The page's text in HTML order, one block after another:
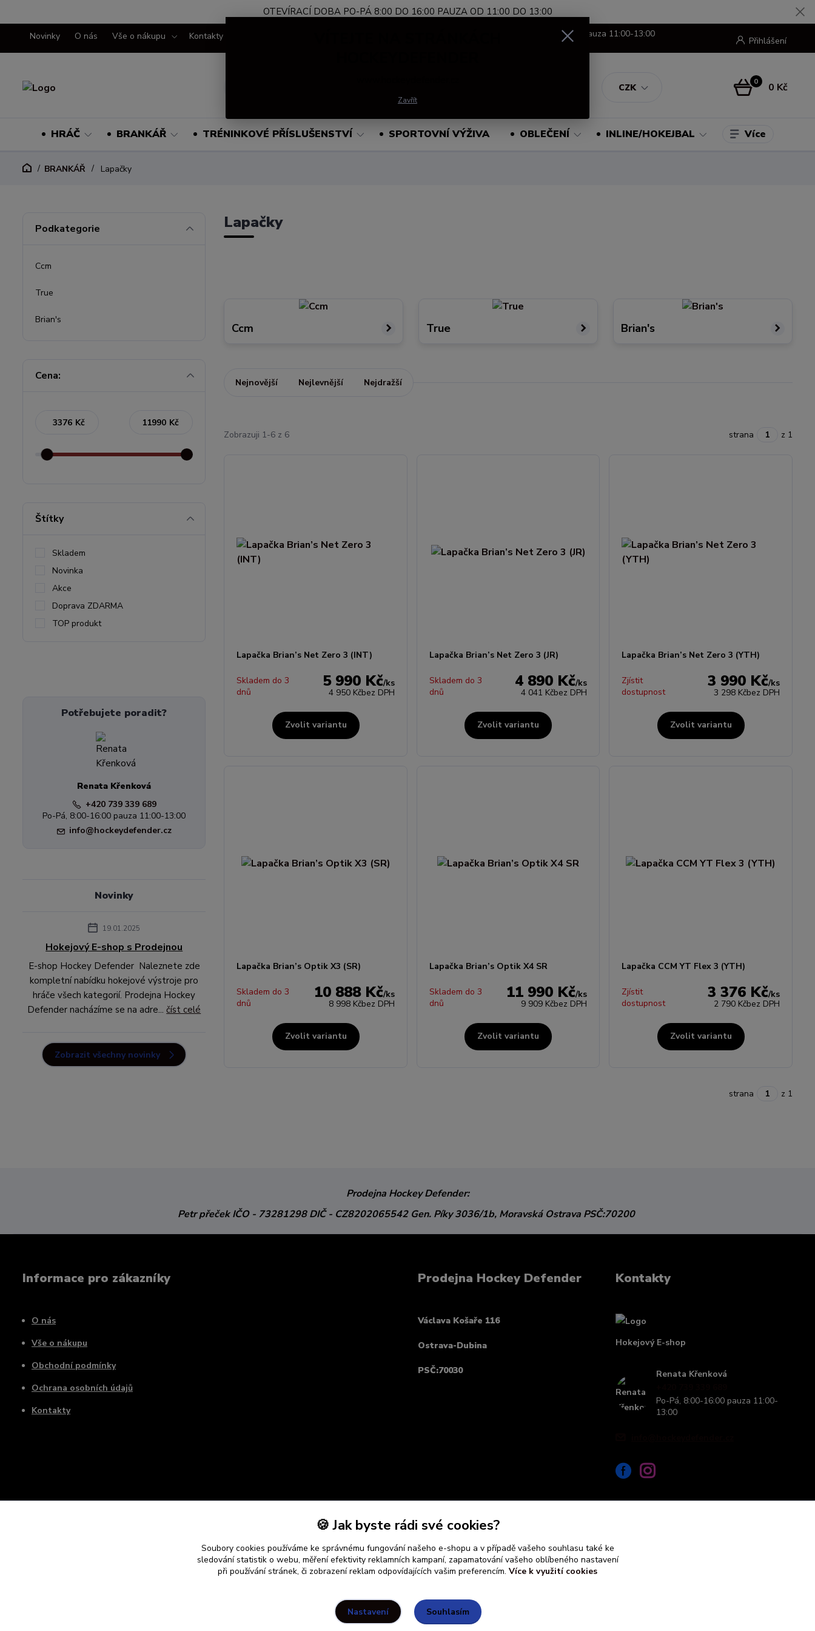
OTEVÍRACÍ DOBA PO-PÁ 8:00 DO 16:00 PAUZA OD 11:00 DO 13:00
Novinky O nás Vše o nákupu Kontakty
CZK
Přihlášení
Po-Pá, 8:00-16:00 pauza 11:00-13:00
0 0 Kč
HRÁČ BRANKÁŘ TRÉNINKOVÉ PŘÍSLUŠENSTVÍ SPORTOVNÍ VÝŽIVA OBLEČENÍ INLINE/HOKEJBAL Více
BRANKÁŘ Lapačky
Lapačky
Ccm True Brian's
Nejnovější Nejlevnější Nejdražší
Zobrazuji 1-6 z 6 strana z 1
Lapačka Brian’s Net Zero 3 (INT)
5 990 Kč/ks
4 950 Kčbez DPH
Skladem do 3
dnů
Zvolit variantu
Lapačka Brian’s Net Zero 3 (JR)
4 890 Kč/ks
4 041 Kčbez DPH
Skladem do 3
dnů
Zvolit variantu
Lapačka Brian’s Net Zero 3 (YTH)
3 990 Kč/ks
3 298 Kčbez DPH
Zjístit
dostupnost
Zvolit variantu
Lapačka Brian’s Optik X3 (SR)
10 888 Kč/ks
8 998 Kčbez DPH
Skladem do 3
dnů
Zvolit variantu
Lapačka Brian’s Optik X4 SR
11 990 Kč/ks
9 909 Kčbez DPH
Skladem do 3
dnů
Zvolit variantu
Lapačka CCM YT Flex 3 (YTH)
3 376 Kč/ks
2 790 Kčbez DPH
Zjístit
dostupnost
Zvolit variantu
strana z 1
Podkategorie
Ccm
True
Brian's
Cena:
Kč Kč
Štítky
Skladem
Novinka
Akce
Doprava ZDARMA
TOP produkt
Potřebujete poradit?
Renata Křenková
+420 739 339 689
Po-Pá, 8:00-16:00 pauza 11:00-13:00
info@hockeydefender.cz
Novinky
19.01.2025
Hokejový E-shop s Prodejnou
E-shop Hockey Defender Naleznete zde
kompletní nabídku hokejové výstroje pro
hráče všech kategorií. Prodejna Hockey
Defender nacházíme se na adre...číst celé
Zobrazit všechny novinky
Prodejna Hockey Defender:
Petr přečekIČO - 73281298DIČ - CZ8202065542 Gen. Píky 3036/1b, Moravská Ostrava PSČ:70200
Informace pro zákazníky
O nás
Vše o nákupu
Obchodní podmínky
Ochrana osobních údajů
Kontakty
Prodejna Hockey Defender
Václava Košaře 116
Ostrava-Dubina
PSČ:70030
Kontakty
Hokejový E-shop
Renata Křenková
Po-Pá, 8:00-16:00 pauza 11:00-
13:00
Zavřít
🍪 Jak byste rádi své cookies?
Soubory cookies používáme ke správnému fungování našeho e-shopu a v případě vašeho souhlasu také ke
sledování statistik o webu, měření efektivity reklamních kampaní, zapamatování vašeho oblíbeného nastavení
při používání stránek, či zobrazení reklam odpovídajících vašim preferencím. Více k využití cookies
Nastavení Souhlasím